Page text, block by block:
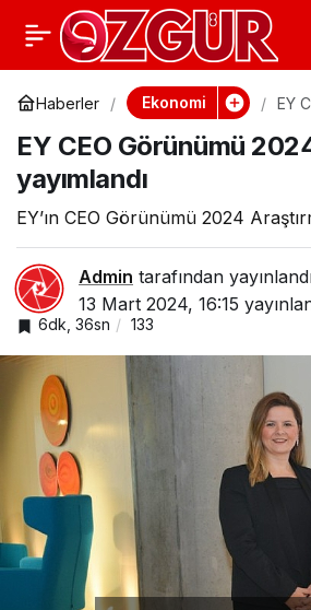
Haberler Ekonomi
EY
EY CEO Görünümü
yayımlandı
EY’ın CEO Görünümü 2024
Admin tarafından
13 Mart 2024, 16:15
6dk, 36sn 133
Elektrikli Araçlar İçin
Platform Hizmeti:
Charging Hub